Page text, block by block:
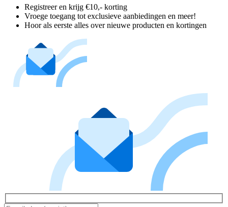
Registreer en krijg €10,- korting
Vroege toegang tot exclusieve aanbiedingen en meer!
Hoor als eerste alles over nieuwe producten en kortingen